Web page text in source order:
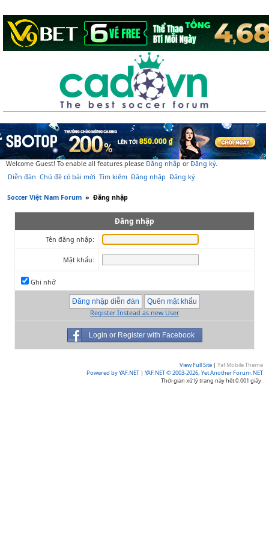
Welcome Guest! To enable all features please Đăng nhập orĐăng ký.
Diễn đàn Chủ đề có bài mới Tìm kiếm Đăng nhập Đăng ký
Soccer Việt Nam Forum » Đăng nhập
Đăng nhập
Tên đăng nhập:
Mật khẩu:
Ghi nhớ
Register Instead as new User
Login or Register with Facebook
View Full Site | Yaf Mobile Theme
Powered by YAF.NET | YAF.NET © 2003-2026, Yet Another Forum.NET
Thời gian xử lý trang này hết 0.001 giây.